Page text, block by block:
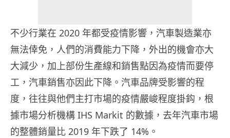
不少行業在 2020 年都受疫情影響，汽車製造業亦
無法倖免，人們的消費能力下降，外出的機會亦大
大減少，加上部份生產線和銷售點因為疫情而要停
工，汽車銷售亦因此下降。汽車品牌受影響的程
度，往往與他們主打市場的疫情嚴峻程度掛鈎，根
據市場分析機構 IHS Markit 的數據，去年汽車市場
的整體銷量比 2019 年下跌了 14%。